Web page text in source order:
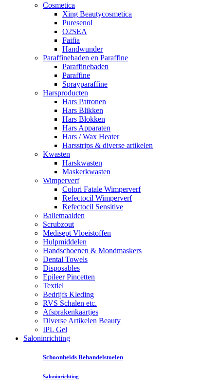
Cosmetica
Xing Beautycosmetica
Puresenol
O2SEA
Faifia
Handwunder
Paraffinebaden en Paraffine
Paraffinebaden
Paraffine
Sprayparaffine
Harsproducten
Hars Patronen
Hars Blikken
Hars Blokken
Hars Apparaten
Hars / Wax Heater
Harsstrips & diverse artikelen
Kwasten
Harskwasten
Maskerkwasten
Wimperverf
Colori Fatale Wimperverf
Refectocil Wimperverf
Refectocil Sensitive
Balletnaalden
Scrubzout
Medisept Vloeistoffen
Hulpmiddelen
Handschoenen & Mondmaskers
Dental Towels
Disposables
Epileer Pincetten
Textiel
Bedrijfs Kleding
RVS Schalen etc.
Afsprakenkaartjes
Diverse Artikelen Beauty
IPL Gel
Saloninrichting
Schoonheids Behandelstoelen
Saloninrichting